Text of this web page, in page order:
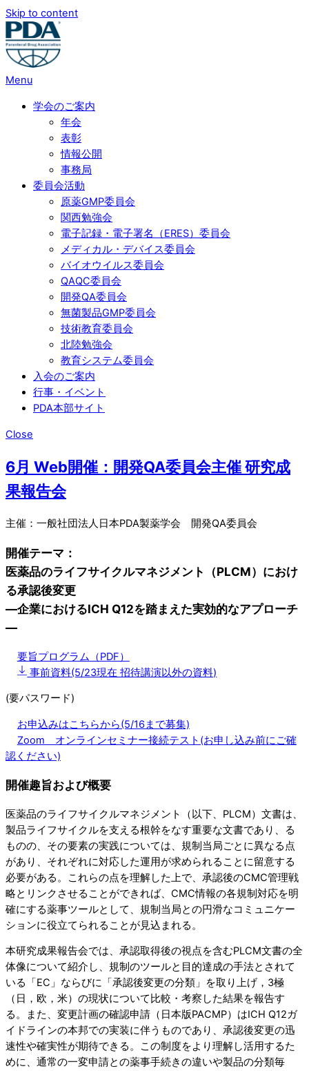
Skip to content
Menu
学会のご案内
年会
表彰
情報公開
事務局
委員会活動
原薬GMP委員会
関西勉強会
電子記録・電子署名（ERES）委員会
メディカル・デバイス委員会
バイオウイルス委員会
QAQC委員会
開発QA委員会
無菌製品GMP委員会
技術教育委員会
北陸勉強会
教育システム委員会
入会のご案内
行事・イベント
PDA本部サイト
Close
6月 Web開催：開発QA委員会主催 研究成
果報告会
主催：一般社団法人日本PDA製薬学会 開発QA委員会
開催テーマ：
医薬品のライフサイクルマネジメント（PLCM）におけ
る承認後変更
―企業におけるICH Q12を踏まえた実効的なアプローチ
―
要旨プログラム（PDF）
事前資料(5/23現在 招待講演以外の資料)
(要パスワード)
お申込みはこちらから(5/16まで募集)
Zoom オンラインセミナー接続テスト(お申し込み前にご確
認ください)
開催趣旨および概要
医薬品のライフサイクルマネジメント（以下、PLCM）文書は、
製品ライフサイクルを支える根幹をなす重要な文書であり、る
ものの、その要素の実践については、規制当局ごとに異なる点
があり、それぞれに対応した運用が求められることに留意する
必要がある。これらの点を理解した上で、承認後のCMC管理戦
略とリンクさせることができれば、CMC情報の各規制対応を明
確にする薬事ツールとして、規制当局との円滑なコミュニケー
ションに役立てられることが見込まれる。
本研究成果報告会では、承認取得後の視点を含むPLCM文書の全
体像について紹介し、規制のツールと目的達成の手法とされて
いる「EC」ならびに「承認後変更の分類」を取り上げ，3極
（日，欧，米）の現状について比較・考察した結果を報告す
る。また、変更計画の確認申請（日本版PACMP）はICH Q12ガ
イドラインの本邦での実装に伴うものであり、承認後変更の迅
速性や確実性が期待できる。この制度をより理解し活用するた
めに、通常の一変申請との薬事手続きの違いや製品の分類毎